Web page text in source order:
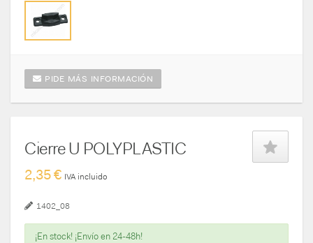
PIDE MÁS INFORMACIÓN
Cierre U POLYPLASTIC
2,35 € IVA incluido
1402_08
¡En stock! ¡Envío en 24-48h!